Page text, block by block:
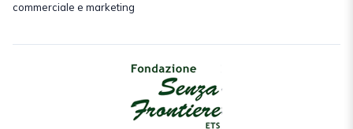
commerciale e marketing